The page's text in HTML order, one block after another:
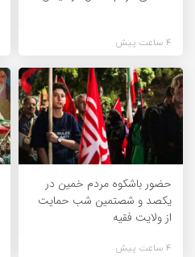
4 ساعت پیش
حضور باشکوه مردم خمین در
یکصد و شصتمین شب حمایت
از ولایت فقیه
4 ساعت پیش